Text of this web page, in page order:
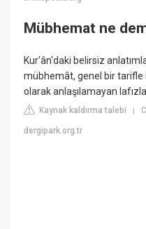
Mübhemat ne
Kur'ân'daki belirsiz
mübhemât, genel bir
olarak anlaşılamayan
Kaynak kaldırma talebi |
dergipark.org.tr